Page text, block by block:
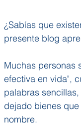
¿Sabías que
presente blog
Muchas personas
efectiva en vida",
palabras
dejado bienes
nombre.